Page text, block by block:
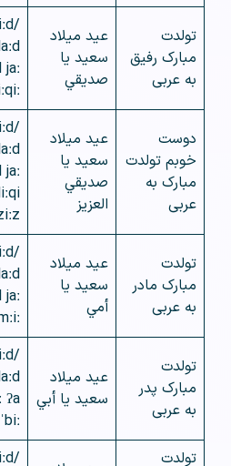
تولدت
مبارک رفیق
به عربی
عيد ميلاد
سعيد يا
صديقي
دوست
خوبم تولدت
مبارک به
عربی
عيد ميلاد
سعيد يا
صديقي
العزيز
تولدت
مبارک مادر
به عربی
عيد ميلاد
سعيد يا
أمي
تولدت
مبارک پدر
به عربی
عيد ميلاد
سعيد يا أبي
ʔa
ˈbiː/
تولدت